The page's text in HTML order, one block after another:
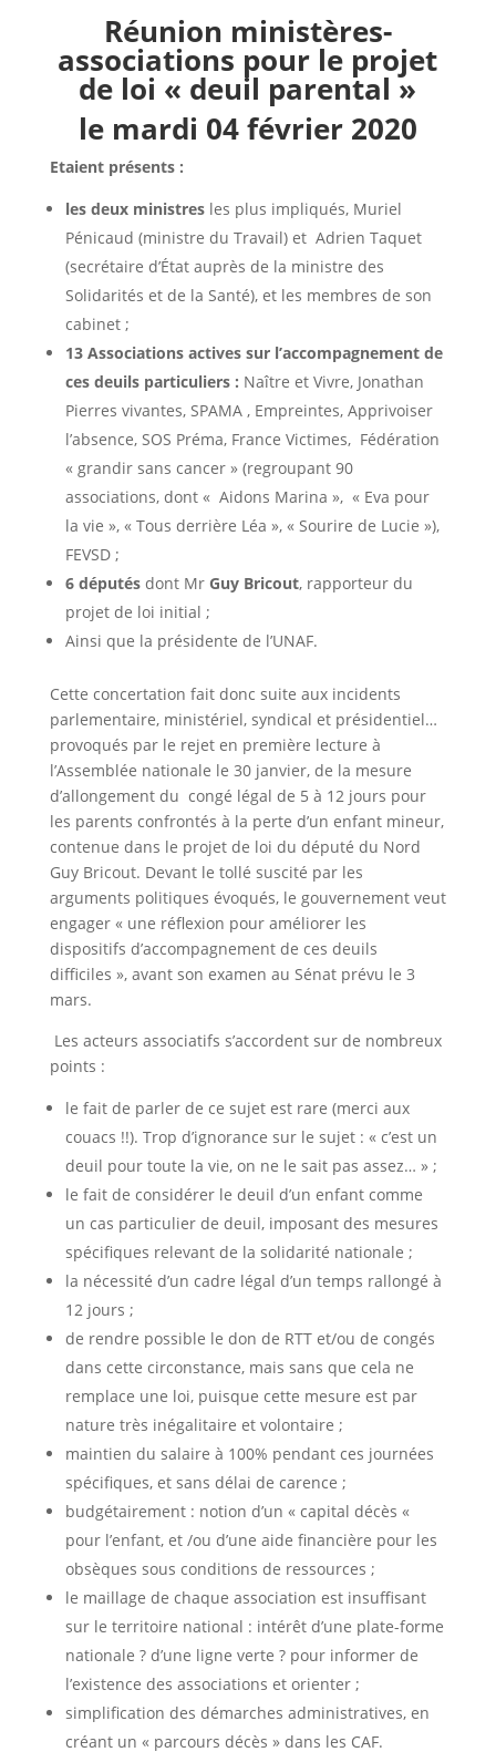
Réunion ministères-
associations pour le projet
de loi « deuil parental »
le mardi 04 février 2020
Etaient présents :
les deux ministresles plus impliqués, Muriel
Pénicaud (ministre du Travail) et Adrien Taquet
(secrétaire d’État auprès de la ministre des
Solidarités et de la Santé), et les membres de son
cabinet ;
13 Associations actives sur l’accompagnement de
ces deuils particuliers : Naître et Vivre, Jonathan
Pierres vivantes, SPAMA , Empreintes, Apprivoiser
l’absence, SOS Préma, France Victimes, Fédération
« grandir sans cancer » (regroupant 90
associations, dont « Aidons Marina », « Eva pour
la vie », « Tous derrière Léa », « Sourire de Lucie »),
FEVSD ;
6 députés dont Mr Guy Bricout, rapporteur du
projet de loi initial ;
Ainsi que la présidente de l’UNAF.
Cette concertation fait donc suite aux incidents
parlementaire, ministériel, syndical et présidentiel…
provoqués par le rejet en première lecture à
l’Assemblée nationale le 30 janvier, de la mesure
d’allongement du congé légal de 5 à 12 jours pour
les parents confrontés à la perte d’un enfant mineur,
contenue dans le projet de loi du député du Nord
Guy Bricout. Devant le tollé suscité par les
arguments politiques évoqués, le gouvernement veut
engager « une réflexion pour améliorer les
dispositifs d’accompagnement de ces deuils
difficiles », avant son examen au Sénat prévu le 3
mars.
Les acteurs associatifs s’accordent sur de nombreux
points :
le fait de parler de ce sujet est rare (merci aux
couacs !!). Trop d’ignorance sur le sujet : « c’est un
deuil pour toute la vie, on ne le sait pas assez… » ;
le fait de considérer le deuil d’un enfant comme
un cas particulier de deuil, imposant des mesures
spécifiques relevant de la solidarité nationale ;
la nécessité d’un cadre légal d’un temps rallongé à
12 jours ;
de rendre possible le don de RTT et/ou de congés
dans cette circonstance, mais sans que cela ne
remplace une loi, puisque cette mesure est par
nature très inégalitaire et volontaire ;
maintien du salaire à 100% pendant ces journées
spécifiques, et sans délai de carence ;
budgétairement : notion d’un « capital décès «
pour l’enfant, et /ou d’une aide financière pour les
obsèques sous conditions de ressources ;
le maillage de chaque association est insuffisant
sur le territoire national : intérêt d’une plate-forme
nationale ? d’une ligne verte ? pour informer de
l’existence des associations et orienter ;
simplification des démarches administratives, en
créant un « parcours décès » dans les CAF.